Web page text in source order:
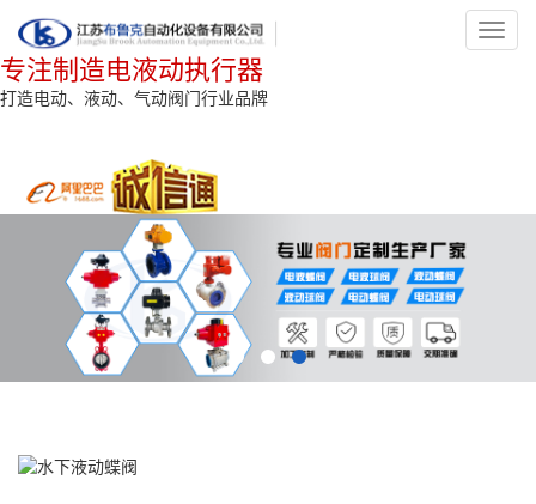
专注制造电液动执行器
打造电动、液动、气动阀门行业品牌